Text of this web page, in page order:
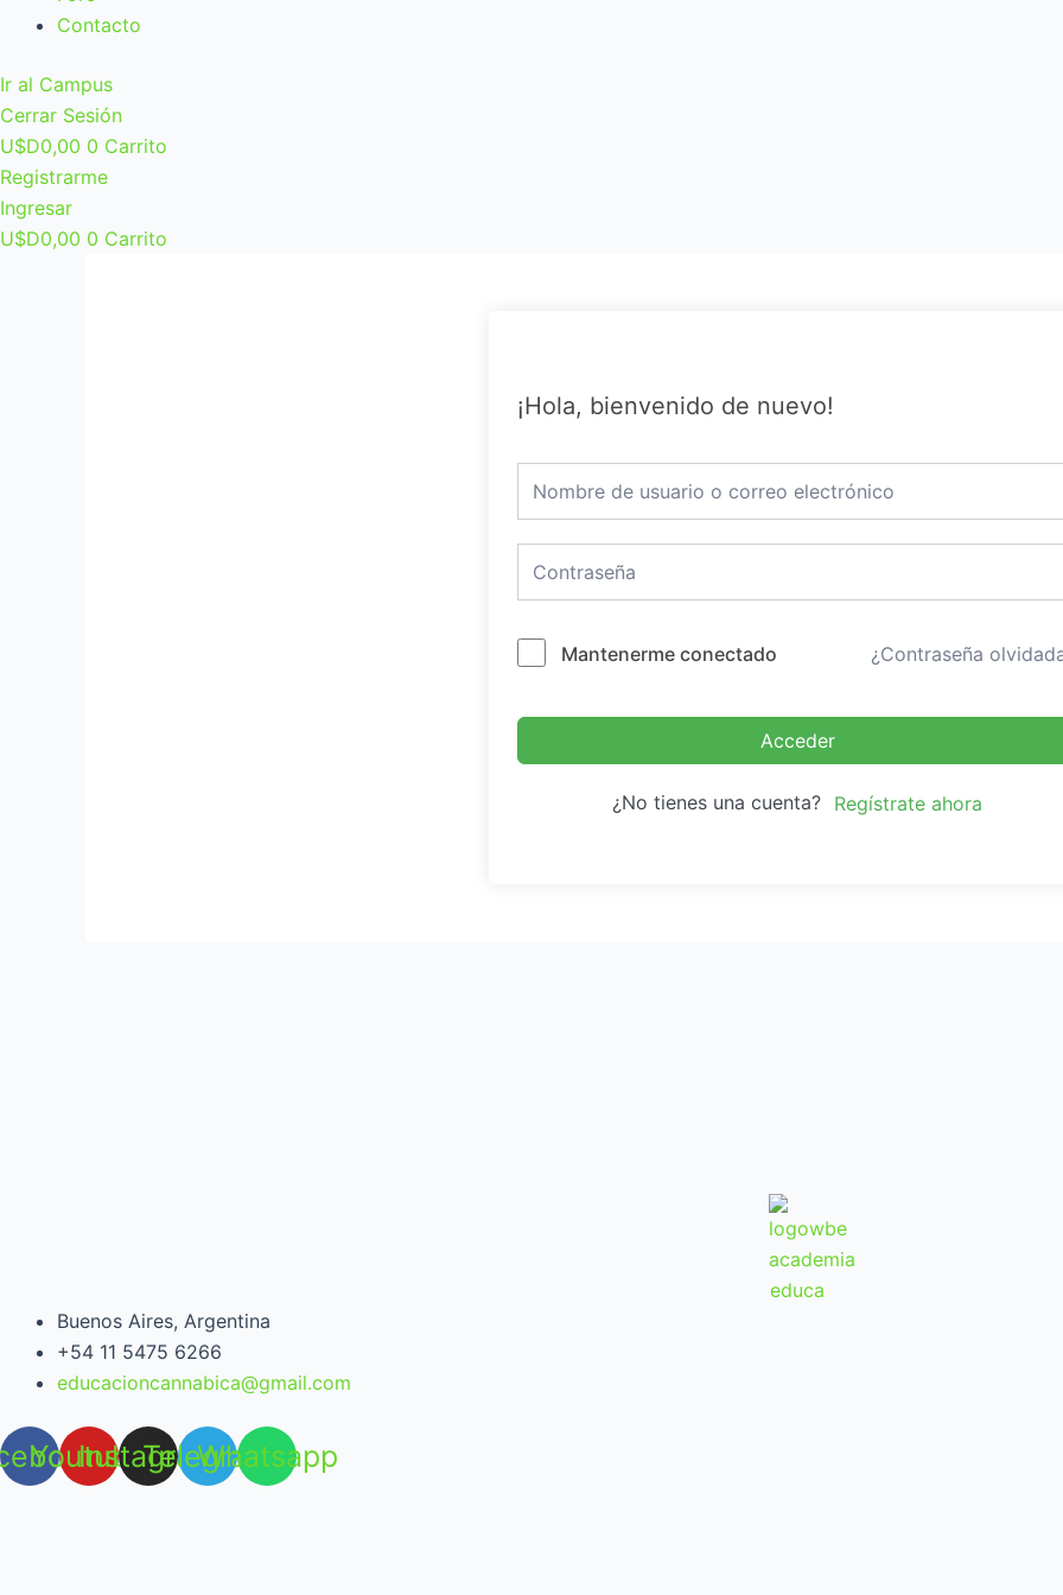
Contacto
Ir al Campus
Cerrar Sesión
U$D0,00 0 Carrito
Registrarme
Ingresar
U$D0,00 0 Carrito
¡Hola, bienvenido de nuevo!
Mantenerme conectado ¿Contraseña
Acceder
¿No tienes una cuenta? Regístrate ahora
Buenos Aires, Argentina
+54 11 5475 6266
educacioncannabica@gmail.com
Youtube
Instagram
Telegram
Whatsapp